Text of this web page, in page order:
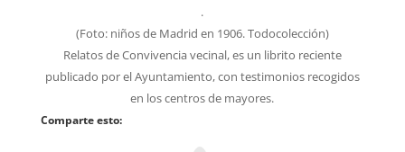
.
(Foto: niños de Madrid en 1906. Todocolección)
Relatos de Convivencia vecinal, es un librito reciente
publicado por el Ayuntamiento, con testimonios recogidos
en los centros de mayores.
Comparte esto: